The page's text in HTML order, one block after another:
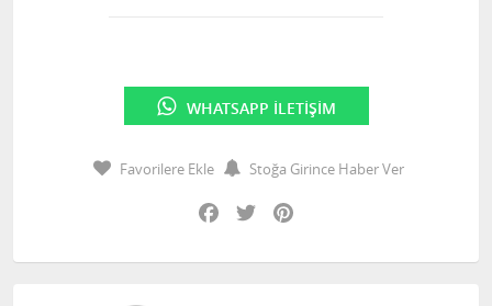
WHATSAPP İLETIŞIM
Favorilere Ekle
Stoğa Girince Haber Ver
Facebook
Twitter